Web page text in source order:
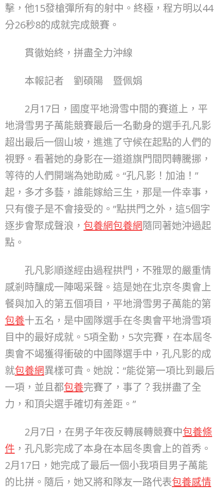
擊，他15發槍彈所有的射中。終極，程方明以44
分26秒8的成就完成競賽。
貫徹始終，拼盡全力沖線
本報記者 劉碩陽 暨佩娟
2月17日，國度平地滑雪中間的賽道上，平
地滑雪男子萬能競賽最后一名動身的選手孔凡影
超出最后一個山坡，進進了守候在起點的人們的
視野。看著她的身影在一道道旗門間閃轉騰挪，
等待的人們開端為她助威。“孔凡影！加油！”
起，多才多藝，誰能嫁給三生，那是一件幸事，
只有傻子是不會接受的。”點拱門之外，這5個字
逐步會聚成聲浪， 包養網包養網隨同著她沖過起
點。
孔凡影順遂經由過程拱門，不雅眾的嚴重情
感剎時釀成一陣喝采聲。這是她在北京冬奧會上
餐與加入的第五個項目，平地滑雪男子萬能的第
包養十五名，是中國隊選手在冬奧會平地滑雪項
目中的最好成就。5項全勤，5次完賽，在本屆冬
奧會不竭獲得衝破的中國隊選手中，孔凡影的成
就包養網異樣可貴。她說：“能從第一項比到最后
一項，並且都包養完賽了，事了？我拼盡了全
力，和頂尖選手確切有差距。”
2月7日，在男子年夜反轉展轉競賽中包養條
件 ，孔凡影完成了本身在本屆冬奧會上的首秀。
2月17日，她完成了最后一個小我項目男子萬能
的比拼。隨后，她又將和隊友一路代表包養感情